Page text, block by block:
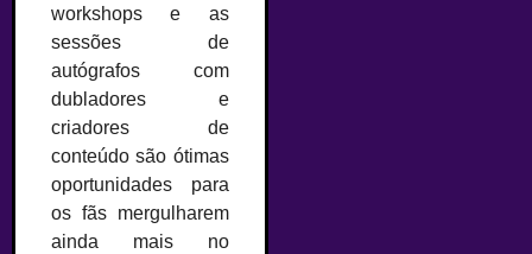
workshops e as
sessões de
autógrafos com
dubladores e
criadores de
conteúdo são ótimas
oportunidades para
os fãs mergulharem
ainda mais no